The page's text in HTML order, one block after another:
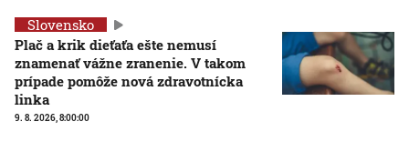
Slovensko
Plač a krik dieťaťa ešte nemusí
znamenať vážne zranenie. V takom
prípade pomôže nová zdravotnícka
linka
9. 8. 2026, 8:00:00